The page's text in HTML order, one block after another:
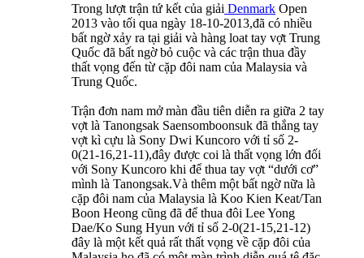
Trong lượt trận tứ kết của giải Denmark Open
2013 vào tối qua ngày 18-10-2013,đã có nhiều
bất ngờ xảy ra tại giải và hàng loat tay vợt Trung
Quốc đã bất ngờ bỏ cuộc và các trận thua đầy
thất vọng đến từ cặp đôi nam của Malaysia và
Trung Quốc.
Trận đơn nam mở màn đầu tiên diễn ra giữa 2 tay
vợt là Tanongsak Saensomboonsuk đã thắng tay
vợt kì cựu là Sony Dwi Kuncoro với tỉ số 2-
0(21-16,21-11),đây được coi là thất vọng lớn đối
với Sony Kuncoro khi để thua tay vợt “dưới cơ”
mình là Tanongsak.Và thêm một bất ngờ nữa là
cặp đôi nam của Malaysia là Koo Kien Keat/Tan
Boon Heong cũng đã để thua đôi Lee Yong
Dae/Ko Sung Hyun với tỉ số 2-0(21-15,21-12)
đây là một kết quả rất thất vọng về cặp đôi của